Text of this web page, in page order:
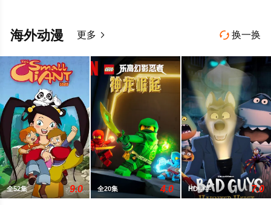
 换一换
海外动漫 更多 
全52集 9.0 全20集 4.0 HD中字 7.0